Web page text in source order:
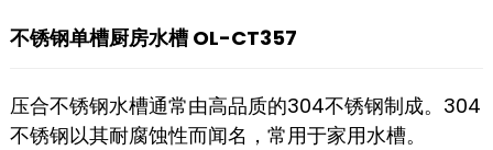
不锈钢单槽厨房水槽 OL-CT357
压合不锈钢水槽通常由高品质的304不锈钢制成。304
不锈钢以其耐腐蚀性而闻名，常用于家用水槽。